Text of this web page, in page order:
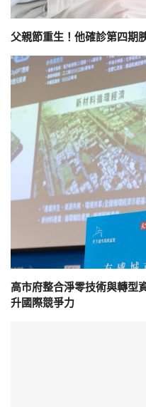
父親節重生！他確診第四
高市府整合淨零技術與轉
升國際競爭力